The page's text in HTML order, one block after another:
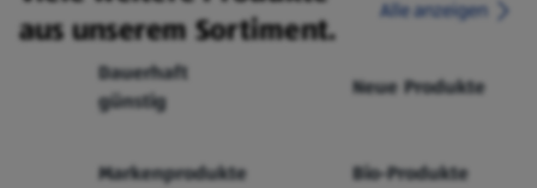
aus unserem Sortiment.
Alle anzeigen
Dauerhaft
günstig
Neue Produkte
Markenprodukte Bio-Produkte